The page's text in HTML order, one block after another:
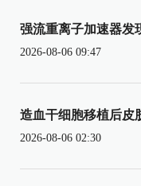
强流重离子加速器发
2026-08-06 09:47
造血干细胞移植后皮
2026-08-06 02:30